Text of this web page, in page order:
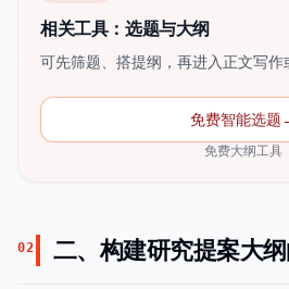
相关工具：选题与大纲
可先筛题、搭提纲，再进入正文写作
免费智能选题
免费大纲工具
02 二、构建研究提案大